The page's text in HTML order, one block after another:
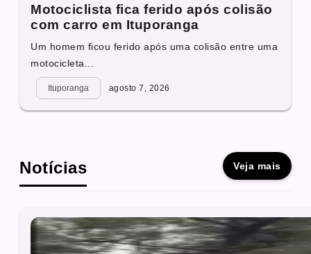
Motociclista fica ferido após colisão
com carro em Ituporanga
Um homem ficou ferido após uma colisão entre uma
motocicleta...
Ituporanga agosto 7, 2026
Notícias Veja mais